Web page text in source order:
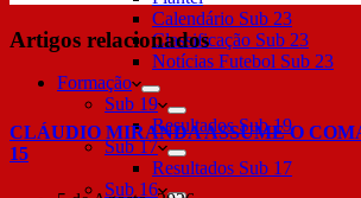
Calendário Sub 23
Classificação Sub 23
Notícias Futebol Sub 23
Formação
Sub 19
Resultados Sub 19
Sub 17
Resultados Sub 17
Sub 16
Artigos relacionados
CLÁUDIO MIRANDA ASSUME O
15